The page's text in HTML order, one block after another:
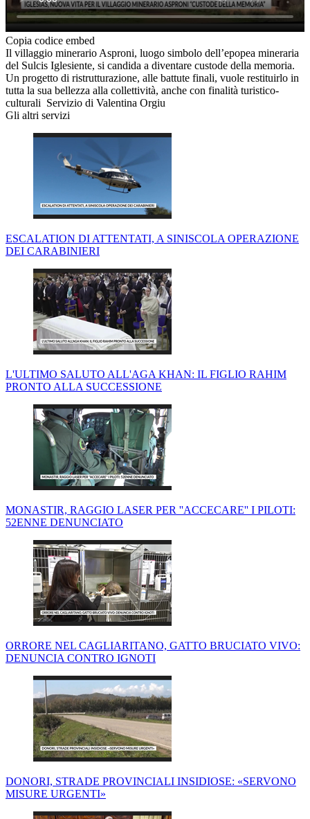
Copia codice embed
Il villaggio minerario Asproni, luogo simbolo dell’epopea mineraria
del Sulcis Iglesiente, si candida a diventare custode della memoria.
Un progetto di ristrutturazione, alle battute finali, vuole restituirlo in
tutta la sua bellezza alla collettività, anche con finalità turistico-
culturali Servizio di Valentina Orgiu
Gli altri servizi
ESCALATION DI ATTENTATI, A SINISCOLA OPERAZIONE
DEI CARABINIERI
L'ULTIMO SALUTO ALL'AGA KHAN: IL FIGLIO RAHIM
PRONTO ALLA SUCCESSIONE
MONASTIR, RAGGIO LASER PER ''ACCECARE'' I PILOTI:
52ENNE DENUNCIATO
ORRORE NEL CAGLIARITANO, GATTO BRUCIATO VIVO:
DENUNCIA CONTRO IGNOTI
DONORI, STRADE PROVINCIALI INSIDIOSE: «SERVONO
MISURE URGENTI»